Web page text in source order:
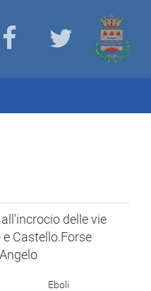
delle vie
Castello.Forse
Eboli